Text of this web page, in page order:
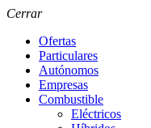
Cerrar
Ofertas
Particulares
Autónomos
Empresas
Combustible
Eléctricos